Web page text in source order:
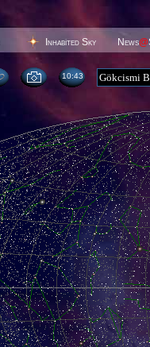
Inhabited Sky News@
10 43